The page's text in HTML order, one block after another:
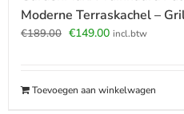
Moderne Terraskachel –
€189.00 Oorspronkelijke
€189.00.
€149.00Huidige
€149.00.
incl.btw
Toevoegen aan winkelwagen